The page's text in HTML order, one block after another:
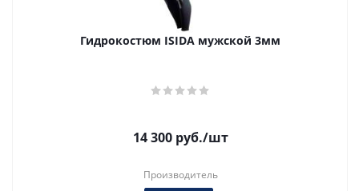
Гидрокостюм ISIDA мужской 3мм
14 300руб./шт
Производитель